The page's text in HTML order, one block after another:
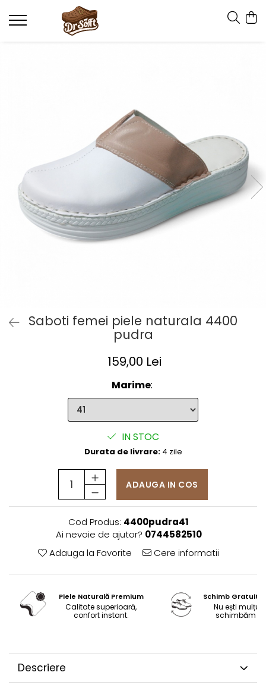
Saboti femei piele naturala 4400
pudra
159,00 Lei
Marime:
IN STOC
Durata de livrare:4 zile
ADAUGA IN COS
Cod Produs: 4400pudra41
Ai nevoie de ajutor? 0744582510
Adauga la Favorite
Cere informatii
Piele Naturală Premium
Calitate superioară,
confort instant.
Schimb Gratuit
Nu ești
schimbăm
Descriere